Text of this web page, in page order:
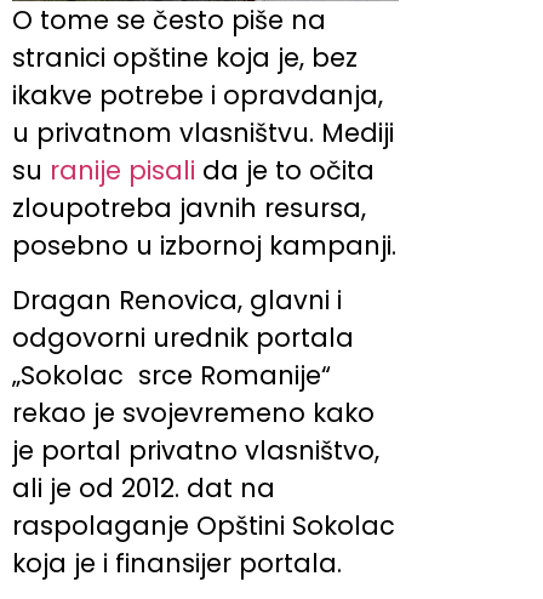
O tome se često piše na
stranici opštine koja je, bez
ikakve potrebe i opravdanja,
u privatnom vlasništvu. Mediji
su ranije pisali da je to očita
zloupotreba javnih resursa,
posebno u izbornoj kampanji.
Dragan Renovica, glavni i
odgovorni urednik portala
„Sokolac srce Romanije“
rekao je svojevremeno kako
je portal privatno vlasništvo,
ali je od 2012. dat na
raspolaganje Opštini Sokolac
koja je i finansijer portala.